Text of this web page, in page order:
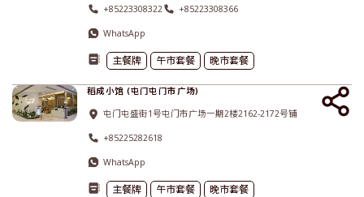
+85223308322 +85223308366
WhatsApp
主餐牌 午市套餐 晚市套餐
稻成小馆 (屯门屯门市广场)
屯门屯盛街1号屯门市广场一期2楼2162-2172号铺
+85225282618
WhatsApp
主餐牌 午市套餐 晚市套餐